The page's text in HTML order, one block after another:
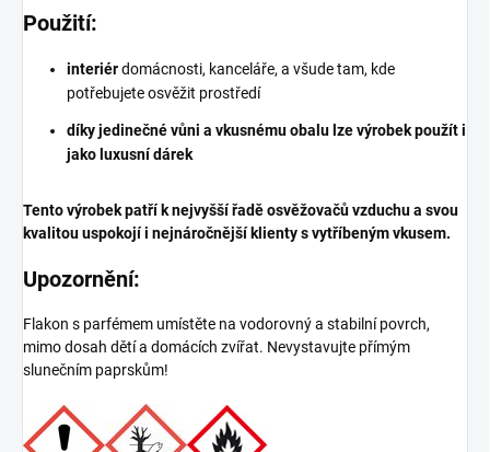
Použití:
interiérdomácnosti, kanceláře, a všude tam, kde
potřebujete osvěžit prostředí
díky jedinečné vůni a vkusnému obalu lze výrobek použít i
jako luxusní dárek
Tento výrobek patří k nejvyšší řadě osvěžovačů vzduchu a svou
kvalitou uspokojí i nejnáročnější klienty s vytříbeným vkusem.
Upozornění:
Flakon s parfémem umístěte na vodorovný a stabilní povrch,
mimo dosah dětí a domácích zvířat. Nevystavujte přímým
slunečním paprskům!